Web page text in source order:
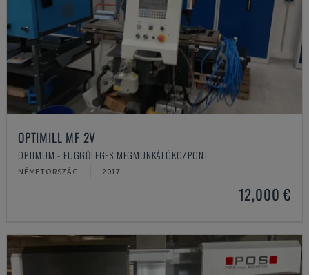
OPTIMILL MF 2V
OPTIMUM - FÜGGŐLEGES MEGMUNKÁLÓKÖZPONT
NÉMETORSZÁG 2017
12,000 €